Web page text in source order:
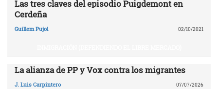
Las tres claves del episodio Puigdemont en
Cerdeña
Guillem Pujol 02/10/2021
La alianza de PP y Vox contra los migrantes
J. Luis Carpintero 07/07/2026